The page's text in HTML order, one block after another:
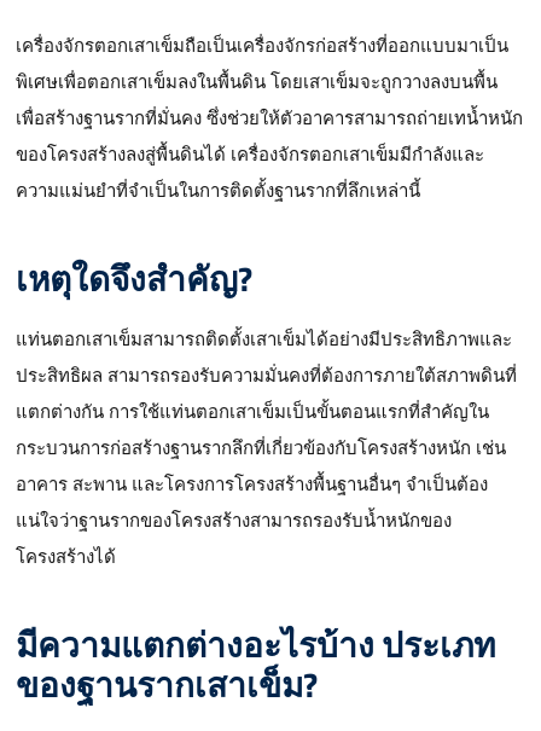
เครื่องจักรตอกเสาเข็มถือเป็นเครื่องจักรก่อสร้างที่ออกแบบมาเป็น
พิเศษเพื่อตอกเสาเข็มลงในพื้นดิน โดยเสาเข็มจะถูกวางลงบนพื้น
เพื่อสร้างฐานรากที่มั่นคง ซึ่งช่วยให้ตัวอาคารสามารถถ่ายเทน้ำหนัก
ของโครงสร้างลงสู่พื้นดินได้ เครื่องจักรตอกเสาเข็มมีกำลังและ
ความแม่นยำที่จำเป็นในการติดตั้งฐานรากที่ลึกเหล่านี้
เหตุใดจึงสำคัญ?
แท่นตอกเสาเข็มสามารถติดตั้งเสาเข็มได้อย่างมีประสิทธิภาพและ
ประสิทธิผล สามารถรองรับความมั่นคงที่ต้องการภายใต้สภาพดินที่
แตกต่างกัน การใช้แท่นตอกเสาเข็มเป็นขั้นตอนแรกที่สำคัญใน
กระบวนการก่อสร้างฐานรากลึกที่เกี่ยวข้องกับโครงสร้างหนัก เช่น
อาคาร สะพาน และโครงการโครงสร้างพื้นฐานอื่นๆ จำเป็นต้อง
แน่ใจว่าฐานรากของโครงสร้างสามารถรองรับน้ำหนักของ
โครงสร้างได้
มีความแตกต่างอะไรบ้างประเภท
ของฐานรากเสาเข็ม?